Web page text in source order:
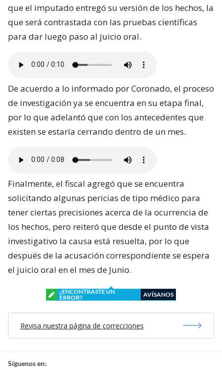
que el imputado entregó su versión de los hechos, la
que será contrastada con las pruebas científicas
para dar luego paso al juicio oral.
De acuerdo a lo informado por Coronado, el proceso
de investigación ya se encuentra en su etapa final,
por lo que adelantó que con los antecedentes que
existen se estaría cerrando dentro de un mes.
Finalmente, el fiscal agregó que se encuentra
solicitando algunas pericias de tipo médico para
tener ciertas precisiones acerca de la ocurrencia de
los hechos, pero reiteró que desde el punto de vista
investigativo la causa está resuelta, por lo que
después de la acusación correspondiente se espera
el juicio oral en el mes de Junio.
¿ENCONTRASTE UN
ERROR?
AVÍSANOS
Revisa nuestra página de correcciones
Síguenos en: